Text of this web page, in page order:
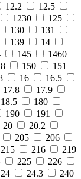
12.2
12.5
1230
125
130
131
139
14
145
1460
150
151
16
16.5
17.8
17.9
18.5
180
190
191
20
20.2
205
206
215 216
219
225
226
24 24.3
240